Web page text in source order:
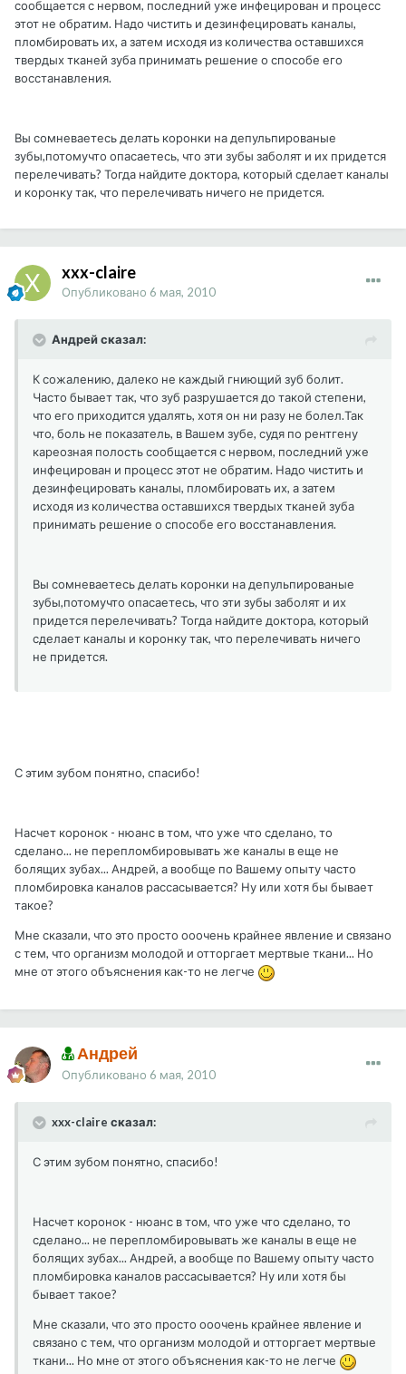
сообщается с нервом, последний уже инфецирован и процесс
этот не обратим. Надо чистить и дезинфецировать каналы,
пломбировать их, а затем исходя из количества оставшихся
твердых тканей зуба принимать решение о способе его
восстанавления.
Вы сомневаетесь делать коронки на депульпированые
зубы,потомучто опасаетесь, что эти зубы заболят и их придется
перелечивать? Тогда найдите доктора, который сделает каналы
и коронку так, что перелечивать ничего не придется.
xxx-claire
Опубликовано 6 мая, 2010
Андрей сказал:
К сожалению, далеко не каждый гниющий зуб болит.
Часто бывает так, что зуб разрушается до такой степени,
что его приходится удалять, хотя он ни разу не болел.Так
что, боль не показатель, в Вашем зубе, судя по рентгену
кареозная полость сообщается с нервом, последний уже
инфецирован и процесс этот не обратим. Надо чистить и
дезинфецировать каналы, пломбировать их, а затем
исходя из количества оставшихся твердых тканей зуба
принимать решение о способе его восстанавления.
Вы сомневаетесь делать коронки на депульпированые
зубы,потомучто опасаетесь, что эти зубы заболят и их
придется перелечивать? Тогда найдите доктора, который
сделает каналы и коронку так, что перелечивать ничего
не придется.
С этим зубом понятно, спасибо!
Насчет коронок - нюанс в том, что уже что сделано, то
сделано... не перепломбировывать же каналы в еще не
болящих зубах... Андрей, а вообще по Вашему опыту часто
пломбировка каналов рассасывается? Ну или хотя бы бывает
такое?
Мне сказали, что это просто ооочень крайнее явление и связано
с тем, что организм молодой и отторгает мертвые ткани... Но
мне от этого объяснения как-то не легче
Андрей
Опубликовано 6 мая, 2010
xxx-claire сказал:
С этим зубом понятно, спасибо!
Насчет коронок - нюанс в том, что уже что сделано, то
сделано... не перепломбировывать же каналы в еще не
болящих зубах... Андрей, а вообще по Вашему опыту часто
пломбировка каналов рассасывается? Ну или хотя бы
бывает такое?
Мне сказали, что это просто ооочень крайнее явление и
связано с тем, что организм молодой и отторгает мертвые
ткани... Но мне от этого объяснения как-то не легче